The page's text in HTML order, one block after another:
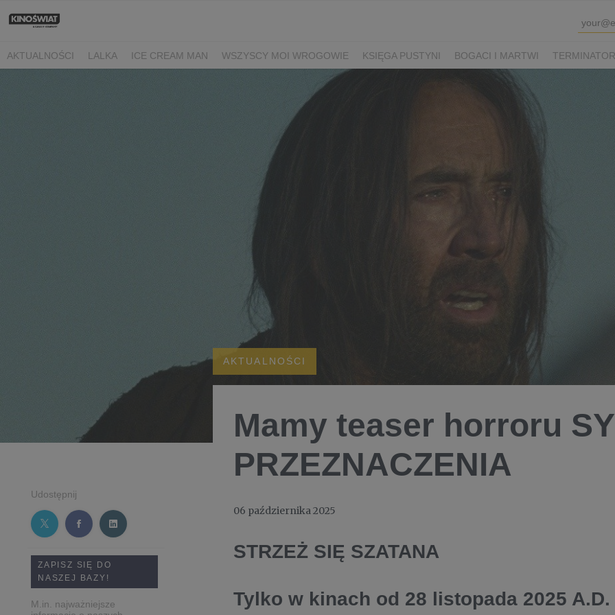
AKTUALNOŚCI LALKA ICE CREAM MAN WSZYSCY MOI WROGOWIE KSIĘGA PUSTYNI BOGACI I MARTWI
BARANEK SHAUN I KUDŁATA BESTIA VIOLETTA VILLAS
LUNA I ROZGADANA ŚWINKA
Udostępnij
ZAPISZ SIĘ DO
NASZEJ BAZY!
M.in. najważniejsze
AKTUALNOŚCI
Mamy teaser horroru
PRZEZNACZENIA
06 października 2025
STRZEŻ SIĘ SZATANA
Tylko w kinach od 28 listopada 2025 A.D.